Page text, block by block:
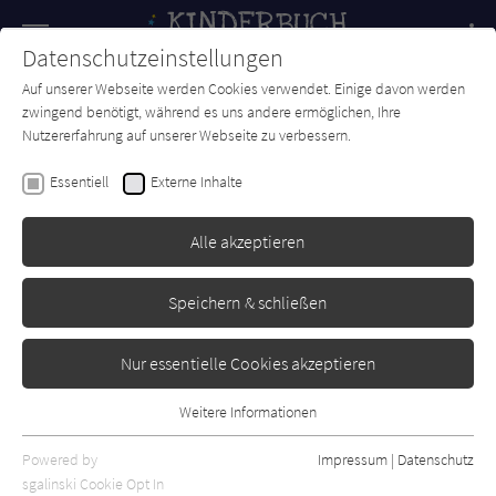
SUCHE Forum Charts Newsletter
Isabel Abedi
Verbotene Welt
Erschienen: Februar 2007 0
Datenschutzeinstellungen
Auf unserer Webseite werden Cookies verwendet. Einige davon werden
zwingend benötigt, während es uns andere ermöglichen, Ihre
Nutzererfahrung auf unserer Webseite zu verbessern.
Essentiell Externe Inhalte
Alle akzeptieren
Speichern & schließen
Nur essentielle Cookies akzeptieren
Essentielle Cookies werden für grundlegende Funktionen der
Webseite benötigt. Dadurch ist gewährleistet, dass die Webseite
Weitere Informationen
Powered by
sgalinski Cookie Opt In
Impressum | Datenschutz